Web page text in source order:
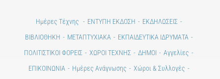
Ημέρες Τέχνης ΕΝΤΥΠΗ ΕΚΔΟΣΗ
ΕΚΔΗΛΩΣΕΙΣ
ΒΙΒΛΙΟΘΗΚΗ
ΜΕΤΑΠΤΥΧΙΑΚΑ
ΕΚΠΑΙΔΕΥΤΙΚΑ ΙΔΡΥΜΑΤΑ
ΠΟΛΙΤΙΣΤΙΚΟΙ ΦΟΡΕΙΣ
ΧΩΡΟΙ ΤΕΧΝΗΣ ΔΗΜΟΙ
Αγγελίες
ΕΠΙΚΟΙΝΩΝΙΑ
Ημέρες Ανάγνωσης
Χώροι & Συλλογές